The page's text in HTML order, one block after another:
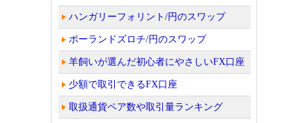
ハンガリーフォリント/円のスワップ
ポーランドズロチ/円のスワップ
羊飼いが選んだ初心者にやさしいFX口座
少額で取引できるFX口座
取扱通貨ペア数や取引量ランキング